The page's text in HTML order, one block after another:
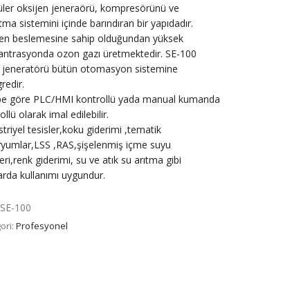
oksijen jeneraörü, kompresörünü ve
sistemini içinde barındıran bir yapıdadır.
beslemesine sahip olduğundan yüksek
ozon gazı üretmektedir. SE-100
bütün otomasyon sistemine
göre PLC/HMI kontrollü yada manual kumanda
olarak imal edilebilir.
tesisler,koku giderimi ,tematik
,RAS,şişelenmiş içme suyu
giderimi, su ve atık su arıtma gibi
kullanımı uygundur.
SE-100
Profesyonel